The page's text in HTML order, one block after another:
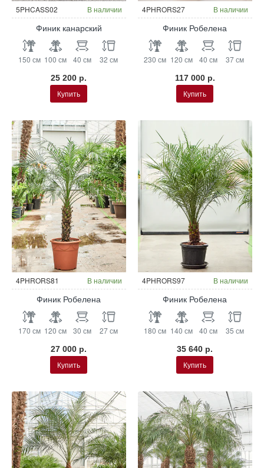
5PHCASS02 В наличии
Финик канарский
150 см 100 см 40 см 32 см
25 200 р.
Купить
4PHRORS27 В наличии
Финик Робелена
230 см 120 см 40 см 37 см
117 000 р.
Купить
4PHRORS81 В наличии
Финик Робелена
170 см 120 см 30 см 27 см
27 000 р.
Купить
4PHRORS97 В наличии
Финик Робелена
180 см 140 см 40 см 35 см
35 640 р.
Купить